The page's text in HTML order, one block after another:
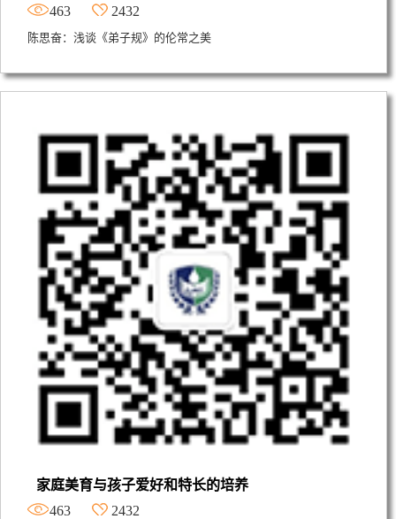
463
2432
陈思奋：浅谈《弟子规》的伦常之美
家庭美育与孩子爱好和特长的培养
463
2432